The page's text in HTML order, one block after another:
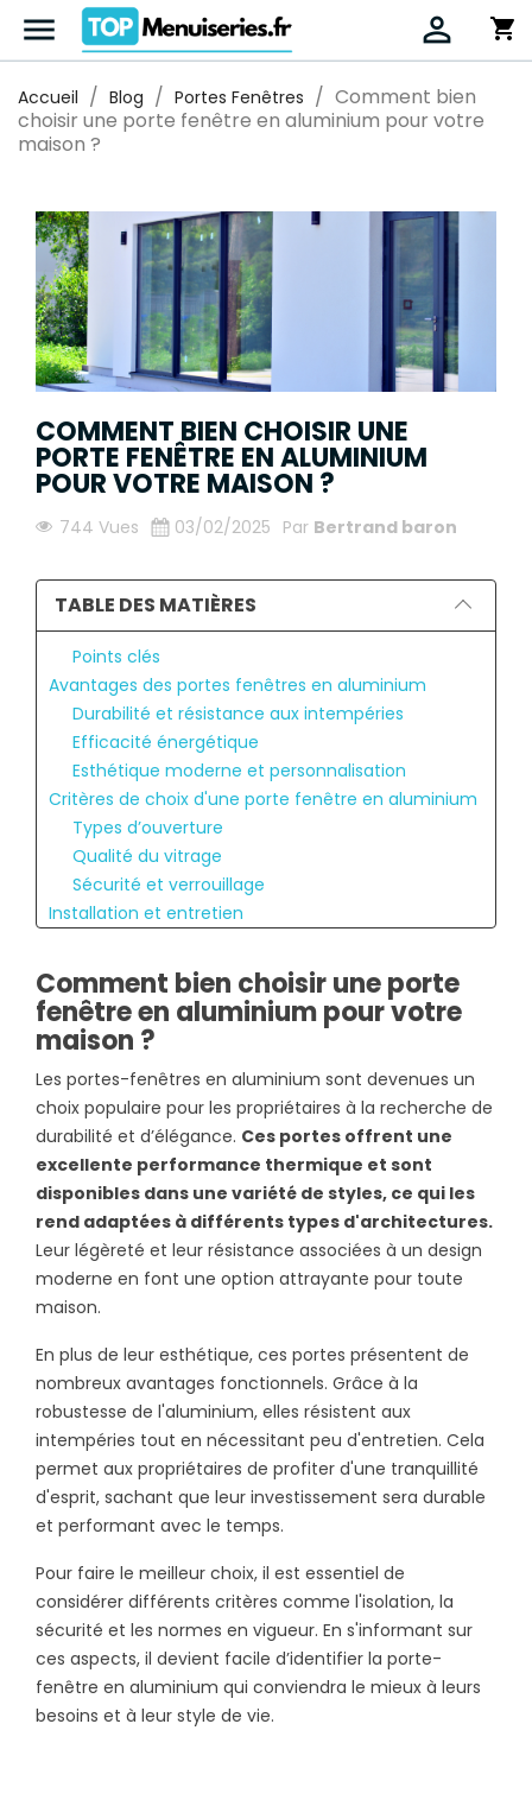
 shopping_cart

Accueil Blog Portes Fenêtres
Comment bien
choisir une porte fenêtre en aluminium pour votre
maison ?
COMMENT BIEN CHOISIR UNE
PORTE FENÊTRE EN ALUMINIUM
POUR VOTRE MAISON ?
744 Vues 03/02/2025 Par Bertrand baron
TABLE DES MATIÈRES
Points clés
Avantages des portes fenêtres en aluminium
Durabilité et résistance aux intempéries
Efficacité énergétique
Esthétique moderne et personnalisation
Critères de choix d'une porte fenêtre en aluminium
Types d’ouverture
Qualité du vitrage
Sécurité et verrouillage
Installation et entretien
Conseils d'entretien régulier
Réglementations et normes
Normes de construction
Labels de qualité
Questions Fréquemment Posées
Quels sont les critères de choix d'une porte-
fenêtre en aluminium à un ou deux vantaux ?
Comment le prix d'une porte-fenêtre en
aluminium est-il déterminé ?
Quelles sont les différences de performance
entre une porte-fenêtre en aluminium
coulissante et une à vantaux ?
Pourquoi opter pour une porte-fenêtre
Entre le PVC et l'aluminium, quel matériau offre
la meilleure isolation pour une porte-fenêtre ?
Quels bénéfices peut-on attendre de
l'installation de menuiserie en aluminium ?
Comment bien choisir une porte
fenêtre en aluminium pour votre
maison ?
Les portes-fenêtres en aluminium sont devenues un
choix populaire pour les propriétaires à la recherche de
durabilité et d’élégance. Ces portes offrent une
excellente performance thermique et sont
disponibles dans une variété de styles, ce qui les
rend adaptées à différents types d'architectures.
Leur légèreté et leur résistance associées à un design
moderne en font une option attrayante pour toute
maison.
En plus de leur esthétique, ces portes présentent de
nombreux avantages fonctionnels. Grâce à la
robustesse de l'aluminium, elles résistent aux
intempéries tout en nécessitant peu d'entretien. Cela
permet aux propriétaires de profiter d'une tranquillité
d'esprit, sachant que leur investissement sera durable
et performant avec le temps.
Pour faire le meilleur choix, il est essentiel de
considérer différents critères comme l'isolation, la
sécurité et les normes en vigueur. En s'informant sur
ces aspects, il devient facile d’identifier la porte-
fenêtre en aluminium qui conviendra le mieux à leurs
besoins et à leur style de vie.